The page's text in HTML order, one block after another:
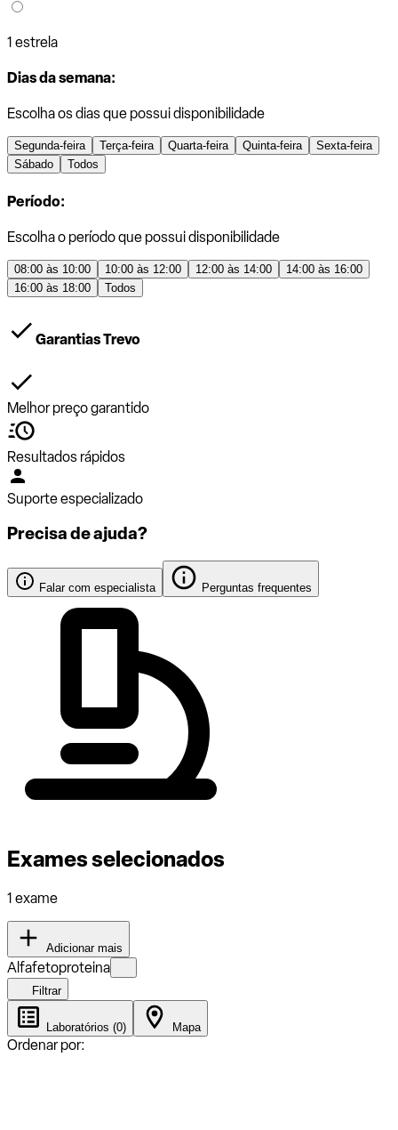
1 estrela
Dias da semana:
Escolha os dias que possui disponibilidade
Segunda-feira Terça-feira Quarta-feira Quinta-feira
Sexta-feira
Sábado
Todos
Período:
Escolha o período que possui disponibilidade
08:00 às 10:00 10:00 às 12:00 12:00 às 14:00
14:00 às 16:00
16:00 às 18:00
Todos
Garantias Trevo
Melhor preço garantido
Resultados rápidos
Suporte especializado
Precisa de ajuda?
Falar com especialista Perguntas frequentes
Exames selecionados
1 exame
Adicionar mais
Alfafetoproteina
Filtrar
Laboratórios (0) Mapa
Ordenar por: